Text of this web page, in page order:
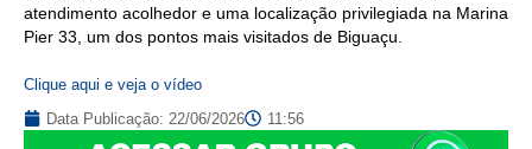
atendimento acolhedor e uma localização privilegiada na Marina
Pier 33, um dos pontos mais visitados de Biguaçu.
Clique aqui e veja o vídeo
Data Publicação: 22/06/2026 11:56